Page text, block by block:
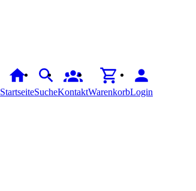
StartseiteSucheKontaktWarenkorbLogin